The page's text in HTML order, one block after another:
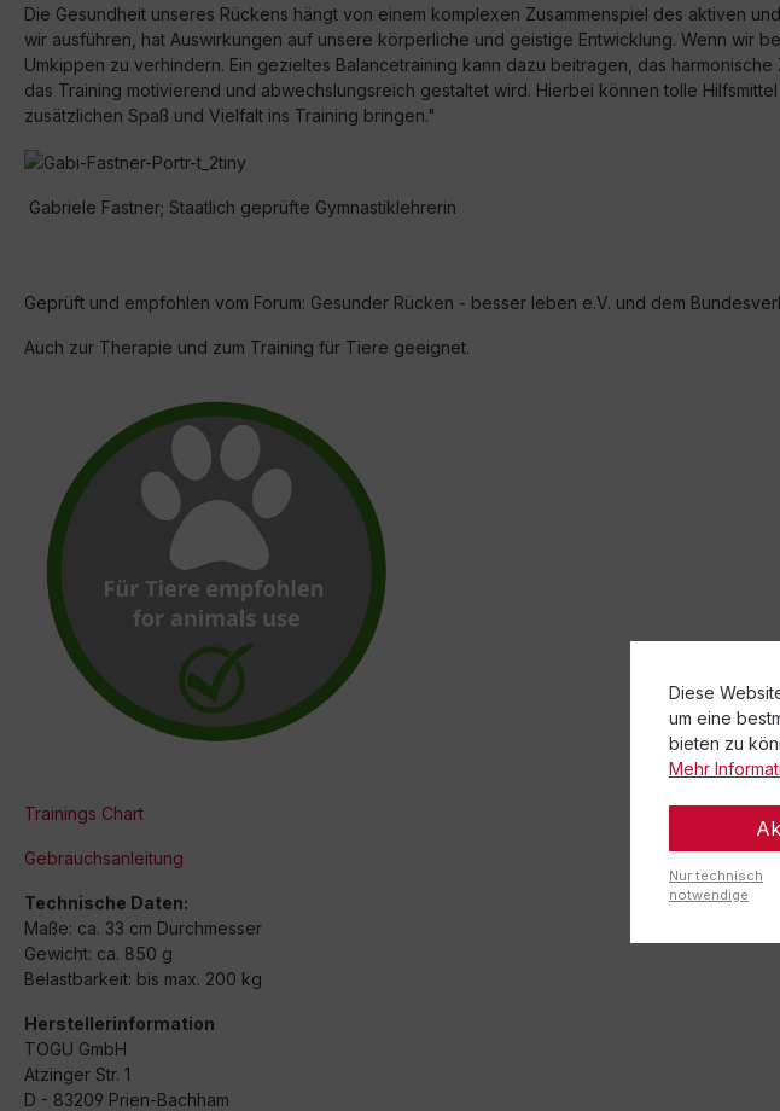
Die Gesundheit unseres Rückens hängt von einem komplexen Zusammenspiel des aktiven
wir ausführen, hat Auswirkungen auf unsere körperliche und geistige Entwicklung. Wenn wir
Umkippen zu verhindern. Ein gezieltes Balancetraining kann dazu beitragen, das
das Training motivierend und abwechslungsreich gestaltet wird. Hierbei können tolle
zusätzlichen Spaß und Vielfalt ins Training bringen."
Gabriele Fastner; Staatlich geprüfte Gymnastiklehrerin
Geprüft und empfohlen vom Forum: Gesunder Rücken - besser leben e.V. und dem
Auch zur Therapie und zum Training für Tiere geeignet.
Trainings Chart
Gebrauchsanleitung
Technische Daten:
Maße: ca. 33 cm Durchmesser
Gewicht: ca. 850 g
Belastbarkeit: bis max. 200 kg
Herstellerinformation
TOGU GmbH
Atzinger Str. 1
D - 83209 Prien-Bachham
Diese
um eine
bieten zu
Mehr
Nur technisch
notwendige